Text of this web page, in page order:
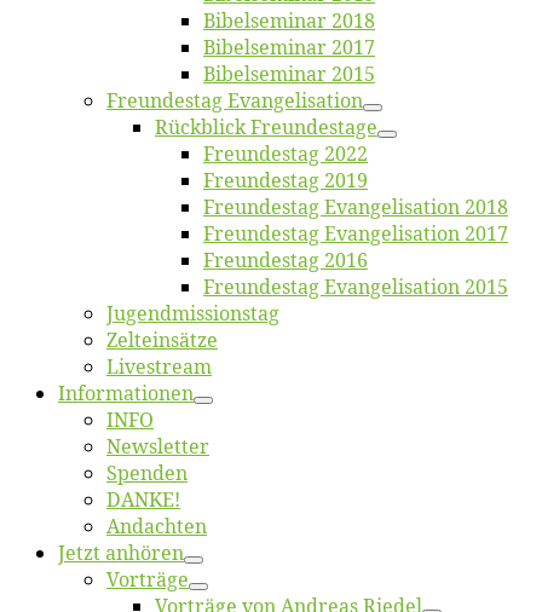
Bi­bel­se­mi­nar 2018
Bibelsemi­nar 2017
Bibelsemi­nar 2015
Freun­des­tag Evangelisation
Rück­blick Freundestage
Freun­des­tag 2022
Freun­des­tag 2019
Freun­des­tag Evan­ge­li­sa­ti­on 2018
Freun­des­tag Evan­ge­li­sa­ti­on 2017
Freun­des­tag 2016
Freun­des­tag Evan­ge­li­sa­ti­on 2015
Jugend­mis­sions­tag
Zelt­ein­sät­ze
Live­stream
Informatio­nen
INFO
News­let­ter
Spen­den
DANKE!
An­dach­ten
Jetzt an­hö­ren
Vor­trä­ge
Vor­trä­ge von An­dre­as Riedel